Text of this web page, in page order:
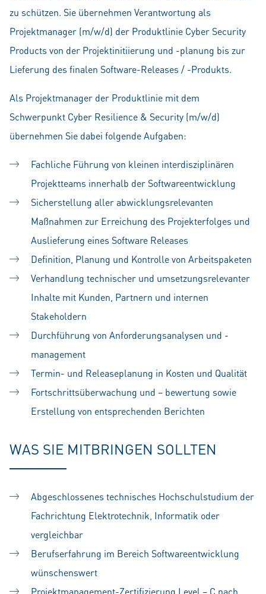
zu schützen. Sie übernehmen Verantwortung als
Projektmanager (m/w/d) der Produktlinie Cyber Security
Products von der Projektinitiierung und -planung bis zur
Lieferung des finalen Software-Releases / -Produkts.
Als Projektmanager der Produktlinie mit dem
Schwerpunkt Cyber Resilience & Security (m/w/d)
übernehmen Sie dabei folgende Aufgaben:
Fachliche Führung von kleinen interdisziplinären
Projektteams innerhalb der Softwareentwicklung
Sicherstellung aller abwicklungsrelevanten
Maßnahmen zur Erreichung des Projekterfolges und
Auslieferung eines Software Releases
Definition, Planung und Kontrolle von Arbeitspaketen
Verhandlung technischer und umsetzungsrelevanter
Inhalte mit Kunden, Partnern und internen
Stakeholdern
Durchführung von Anforderungsanalysen und -
management
Termin- und Releaseplanung in Kosten und Qualität
Fortschrittsüberwachung und – bewertung sowie
Erstellung von entsprechenden Berichten
WAS SIE MITBRINGEN SOLLTEN
Abgeschlossenes technisches Hochschulstudium der
Fachrichtung Elektrotechnik, Informatik oder
vergleichbar
Berufserfahrung im Bereich Softwareentwicklung
wünschenswert
Projektmanagement-Zertifizierung Level – C nach